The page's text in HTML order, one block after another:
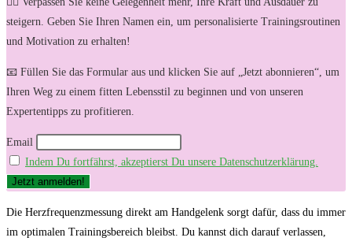
steigern. Geben Sie Ihren Namen ein, um personalisierte Trainingsroutinen
und Motivation zu erhalten!
📧 Füllen Sie das Formular aus und klicken Sie auf „Jetzt abonnieren“, um
Ihren Weg zu einem fitten Lebensstil zu beginnen und von unseren
Expertentipps zu profitieren.
Email
Indem Du fortfährst, akzeptierst Du unsere Datenschutzerklärung.
Die Herzfrequenzmessung ⁣direkt ⁢am Handgelenk‌ sorgt ⁤dafür,‍ dass‌ du⁤ immer
⁢im⁣ optimalen Trainingsbereich bleibst. Du kannst dich darauf verlassen,